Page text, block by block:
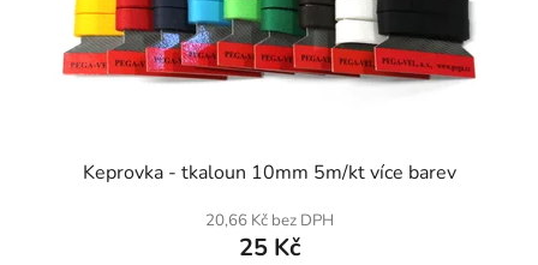
Keprovka - tkaloun 10mm 5m/kt více barev
20,66 Kč bez DPH
25 Kč